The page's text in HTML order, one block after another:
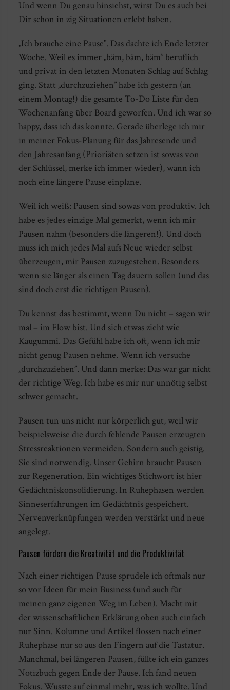
Und wenn Du genau hinsiehst, wirst Du es auch bei
Dir schon in zig Situationen erlebt haben.
„Ich brauche eine Pause”. Das dachte ich Ende letzter
Woche. Weil es immer „bäm, bäm, bäm” beruflich
und privat in den letzten Monaten Schlag auf Schlag
ging. Statt „durchzuziehen” habe ich gestern (an
einem Montag!) die gesamte To-Do Liste für den
Wochenanfang über Board geworfen. Und ich war so
happy, dass ich das konnte. Gerade überlege ich mir
in meiner Fokus-Planung für das Jahresende und
den Jahresanfang (Prioriäten setzen ist sowas von
der Schlüssel, merke ich immer wieder), wann ich
noch eine längere Pause einplane.
Weil ich weiß: Pausen sind sowas von produktiv. Ich
habe es jedes einzige Mal gemerkt, wenn ich mir
Pausen nahm (besonders die längeren!). Und doch
muss ich mich jedes Mal aufs Neue wieder selbst
überzeugen, mir Pausen zuzugestehen. Besonders
wenn sie länger als einen Tag dauern sollen (und das
sind doch erst die richtigen Pausen).
Du kennst das bestimmt, wenn Du nicht – sagen wir
mal – im Flow bist. Und sich etwas zieht wie
Kaugummi. Das Gefühl habe ich oft, wenn ich mir
nicht genug Pausen nehme. Wenn ich versuche
„durchzuziehen”. Und dann merke: Das war gar nicht
der richtige Weg. Ich habe es mir nur unnötig selbst
schwer gemacht.
Pausen tun uns nicht nur körperlich gut, weil wir
beispielsweise die durch fehlende Pausen erzeugten
Stressreaktionen vermeiden. Sondern auch geistig.
Sie sind notwendig. Unser Gehirn braucht Pausen
zur Regeneration. Ein wichtiges Stichwort ist hier
Gedächtniskonsolidierung. In Ruhephasen werden
Sinneserfahrungen im Gedächtnis gespeichert.
Nervenverknüpfungen werden verstärkt und neue
angelegt.
Pausen fördern die Kreativität und die Produktivität
Nach einer richtigen Pause sprudele ich oftmals nur
so vor Ideen für mein Business (und auch für
meinen ganz eigenen Weg im Leben). Macht mit
der wissenschaftlichen Erklärung oben auch einfach
nur Sinn. Kolumne und Artikel flossen nach einer
Ruhephase nur so aus den Fingern auf die Tastatur.
Manchmal, bei längeren Pausen, füllte ich ein ganzes
Notizbuch gegen Ende der Pause. Ich fand neuen
Fokus. Wusste auf einmal mehr, was ich wollte. Und